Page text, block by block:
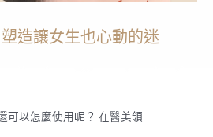
塑造讓女生也心動的迷
以怎麼使用呢？ 在醫美領 …